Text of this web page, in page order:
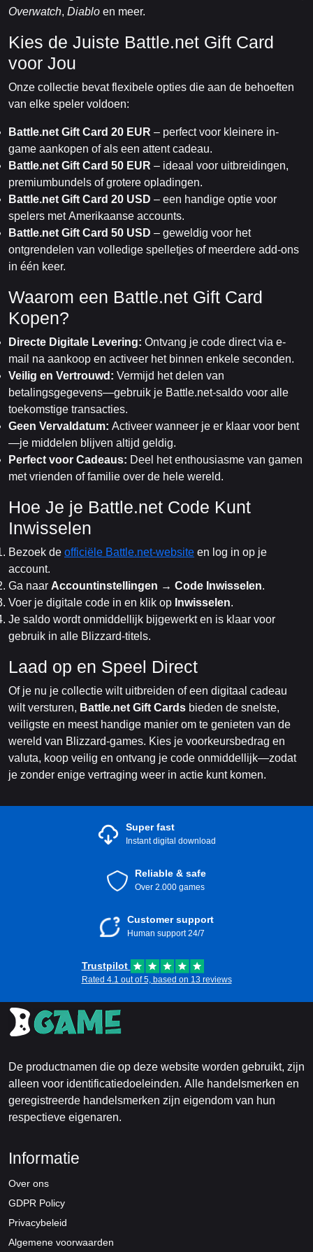
Overwatch, Diablo en meer.
Kies de Juiste Battle.net Gift Card
voor Jou
Onze collectie bevat flexibele opties die aan de behoeften
van elke speler voldoen:
Battle.net Gift Card 20 EUR – perfect voor kleinere in-
game aankopen of als een attent cadeau.
Battle.net Gift Card 50 EUR – ideaal voor uitbreidingen,
premiumbundels of grotere opladingen.
Battle.net Gift Card 20 USD – een handige optie voor
spelers met Amerikaanse accounts.
Battle.net Gift Card 50 USD – geweldig voor het
ontgrendelen van volledige spelletjes of meerdere add-ons
in één keer.
Waarom een Battle.net Gift Card
Kopen?
Directe Digitale Levering: Ontvang je code direct via e-
mail na aankoop en activeer het binnen enkele seconden.
Veilig en Vertrouwd: Vermijd het delen van
betalingsgegevens—gebruik je Battle.net-saldo voor alle
toekomstige transacties.
Geen Vervaldatum: Activeer wanneer je er klaar voor bent
—je middelen blijven altijd geldig.
Perfect voor Cadeaus: Deel het enthousiasme van gamen
met vrienden of familie over de hele wereld.
Hoe Je je Battle.net Code Kunt
Inwisselen
Bezoek de officiële Battle.net-website en log in op je
account.
Ga naar Accountinstellingen → Code Inwisselen.
Voer je digitale code in en klik op Inwisselen.
Je saldo wordt onmiddellijk bijgewerkt en is klaar voor
gebruik in alle Blizzard-titels.
Laad op en Speel Direct
Of je nu je collectie wilt uitbreiden of een digitaal cadeau
wilt versturen, Battle.net Gift Cards bieden de snelste,
veiligste en meest handige manier om te genieten van de
wereld van Blizzard-games. Kies je voorkeursbedrag en
valuta, koop veilig en ontvang je code onmiddellijk—zodat
je zonder enige vertraging weer in actie kunt komen.
Super fast
Instant digital download
Reliable & safe
Over 2.000 games
Customer support
Human support 24/7
Trustpilot
Rated 4.1 out of 5, based on 13 reviews
De productnamen die op deze website worden gebruikt, zijn
alleen voor identificatiedoeleinden. Alle handelsmerken en
geregistreerde handelsmerken zijn eigendom van hun
respectieve eigenaren.
Informatie
Over ons
GDPR Policy
Privacybeleid
Algemene voorwaarden